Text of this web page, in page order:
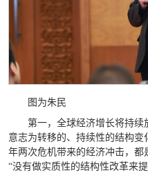
图为朱民
第一，全球经济增长将持续
意志为转移的、持续性的结构变
年两次危机带来的经济冲击，都
“没有做实质性的结构性改革来